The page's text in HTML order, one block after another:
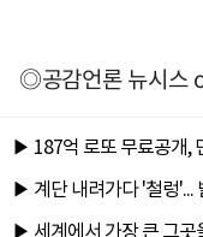
◎공감언론 뉴시스